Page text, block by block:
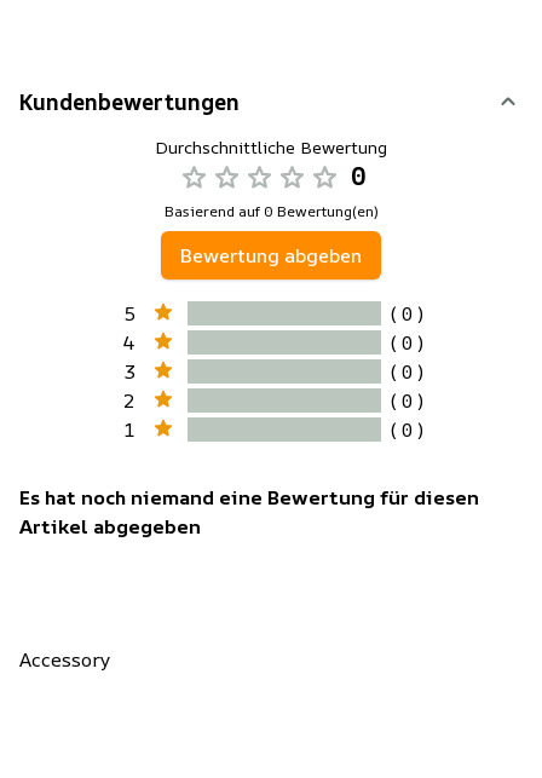
Kundenbewertungen
Durchschnittliche Bewertung
0
Basierend auf 0 Bewertung(en)
Bewertung abgeben
5
( 0 )
4
( 0 )
3
( 0 )
2
( 0 )
1
( 0 )
Es hat noch niemand eine Bewertung für diesen
Artikel abgegeben
Accessory